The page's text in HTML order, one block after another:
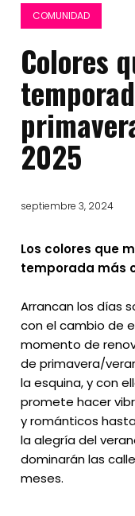
COMUNIDAD
Colores
2025
septiembre 3, 2024
Los colores que
temporada más
Arrancan los días
con el cambio de
momento de
de primavera/
la esquina, y con
promete hacer
y románticos
la alegría del
dominarán las
meses.